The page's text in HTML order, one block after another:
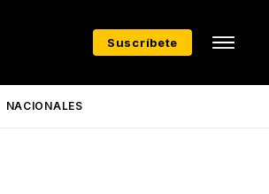
Suscríbete
NACIONALES